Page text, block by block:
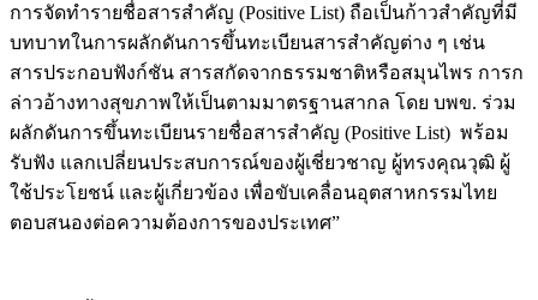
การจัดทำรายชื่อสารสำคัญ (Positive List) ถือเป็นก้าวสำคัญที่มี
บทบาทในการผลักดันการขึ้นทะเบียนสารสำคัญต่าง ๆ เช่น
สารประกอบฟังก์ชัน สารสกัดจากธรรมชาติหรือสมุนไพร การก
ล่าวอ้างทางสุขภาพให้เป็นตามมาตรฐานสากล โดย บพข. ร่วม
ผลักดันการขึ้นทะเบียนรายชื่อสารสำคัญ (Positive List) พร้อม
รับฟัง แลกเปลี่ยนประสบการณ์ของผู้เชี่ยวชาญ ผู้ทรงคุณวุฒิ ผู้
ใช้ประโยชน์ และผู้เกี่ยวข้อง เพื่อขับเคลื่อนอุตสาหกรรมไทย
ตอบสนองต่อความต้องการของประเทศ”